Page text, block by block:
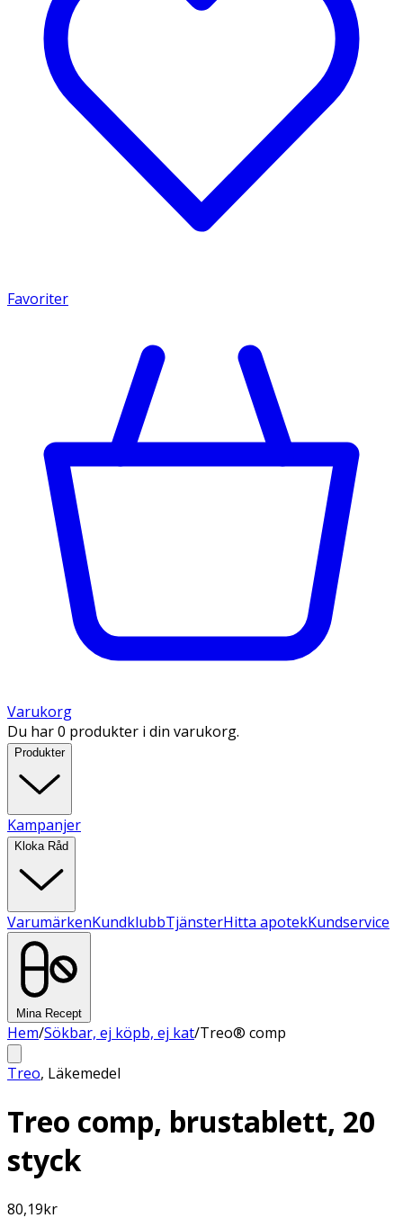
Favoriter
Varukorg
Du har 0 produkter i din varukorg.
Produkter
Kampanjer
Kloka Råd
VarumärkenKundklubbTjänsterHitta apotekKundservice
Mina Recept
Hem/Sökbar, ej köpb, ej kat/Treo® comp
Treo, Läkemedel
Treo comp, brustablett, 20
styck
80,19kr